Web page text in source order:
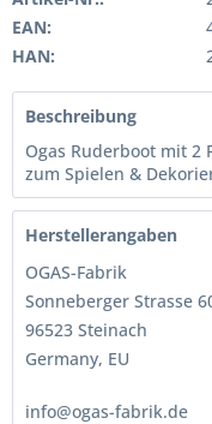
EAN:
HAN:
Beschreibung
Ogas Ruderboot mit 2
zum Spielen &
Herstellerangaben
OGAS-Fabrik
Sonneberger Strasse
96523 Steinach
Germany, EU
info@ogas-fabrik.de